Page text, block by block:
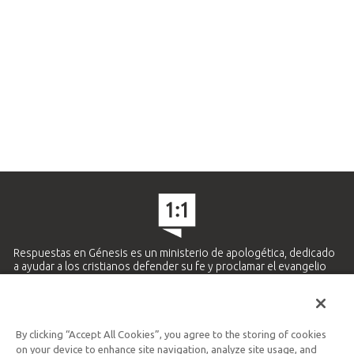
Respuestas en Génesis es un ministerio de apologética, dedicado
a ayudar a los cristianos defender su fe y proclamar el evangelio
Ministerio Hispano y Latinoamericano
By clicking “Accept All Cookies”, you agree to the storing of cookies
on your device to enhance site navigation, analyze site usage, and